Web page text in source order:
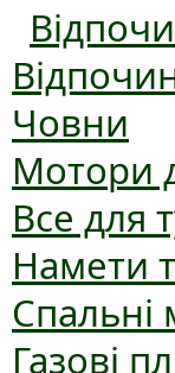
Човни
Мотори
Все для
Намети
Спальні
Газові